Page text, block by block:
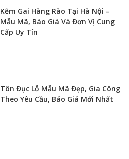
Kẽm Gai Hàng Rào Tại Hà Nội –
Mẫu Mã, Báo Giá Và Đơn Vị Cung
Cấp Uy Tín
Tôn Đục Lỗ Mẫu Mã Đẹp, Gia Công
Theo Yêu Cầu, Báo Giá Mới Nhất